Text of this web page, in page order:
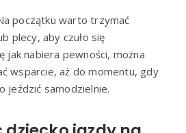
początku warto trzymać
plecy, aby czuło się
jak nabiera pewności, można
wsparcie, aż do momentu, gdy
jeździć samodzielnie.